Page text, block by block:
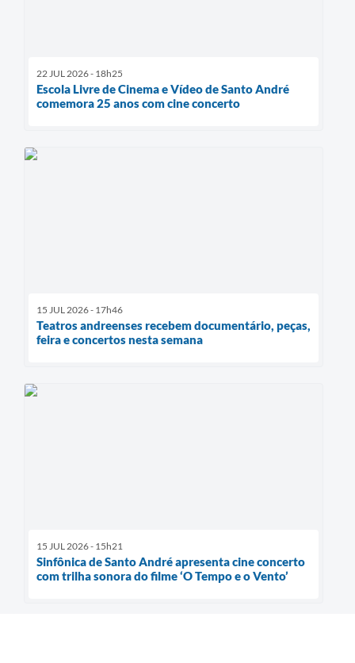
22 JUL 2026 - 18h25
Escola Livre de Cinema e Vídeo de Santo André
comemora 25 anos com cine concerto
15 JUL 2026 - 17h46
Teatros andreenses recebem documentário, peças,
feira e concertos nesta semana
15 JUL 2026 - 15h21
Sinfônica de Santo André apresenta cine concerto
com trilha sonora do filme ‘O Tempo e o Vento’